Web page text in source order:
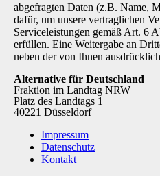
abgefragten Daten (z.B. Name,
dafür, um unsere vertraglichen
Serviceleistungen gemäß Art. 6
erfüllen. Eine Weitergabe an
neben der von Ihnen
Alternative für Deutschland
Fraktion im Landtag NRW
Platz des Landtags 1
40221 Düsseldorf
Impressum
Datenschutz
Kontakt